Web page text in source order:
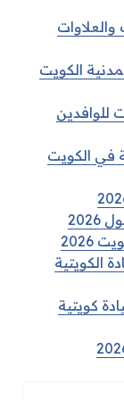
الكويت
للوافدين
في الكويت
الكويتية
كويتية